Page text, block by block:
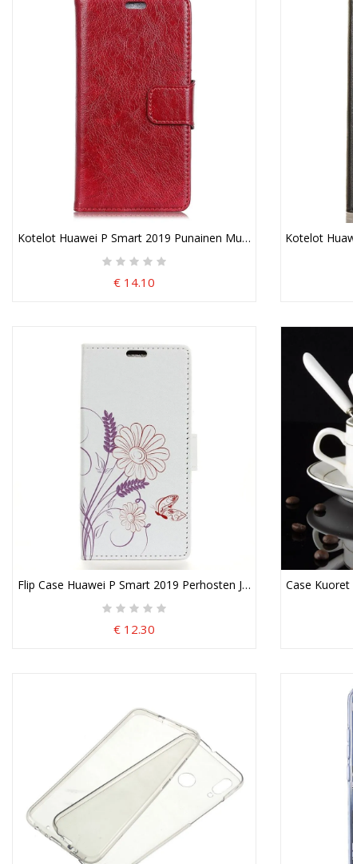
Kotelot Huawei P Smart 2019 Punainen Musta Kiiltävä
€ 14.10
Kotelot
Flip Case Huawei P Smart 2019 Perhosten Ja Kukkien Piirtäminen
€ 12.30
Case